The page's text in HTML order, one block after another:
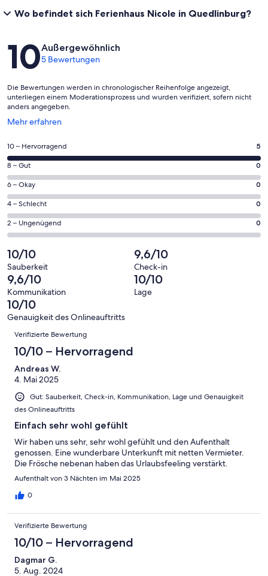
Wo befindet sich Ferienhaus Nicole in Quedlinburg?
Bewertungen
10Außergewöhnlich
5 Bewertungen
Die Bewertungen werden in chronologischer Reihenfolge angezeigt,
unterliegen einem Moderationsprozess und wurden verifiziert, sofern nicht
anders angegeben.
Mehr erfahren
Wird
einem
neuen
Fenster
geöffnet
5
von
insgesamt
5
Gästebewertungen
haben
eine
Bewertung
von
10
-
Hervorragend
10 – Hervorragend 5
0
von
insgesamt
5
Gästebewertungen
haben
Bewertung
von
8
-
Gut
8 – Gut 0
0
von
insgesamt
5
Gästebewertungen
haben
eine
Bewertung
von
6
-
Okay
6 – Okay 0
0
von
insgesamt
Gästebewertungen
haben
eine
Bewertung
von
4
Schlecht
4 – Schlecht 0
0
von
insgesamt
5
Gästebewertungen
haben
eine
Bewertung
Ungenügend
2 – Ungenügend 0
10/10
Sauberkeit
9,6/10
Check-in
9,6/10
Kommunikation
10/10
Lage
10/10
Genauigkeit des Onlineauftritts
Bewertungen
Verifizierte Bewertung
10/10 – Hervorragend
Andreas W.
4. Mai 2025
Gut: Sauberkeit, Check-in, Kommunikation, Lage und Genauigkeit
des Onlineauftritts
Einfach sehr wohl gefühlt
Wir haben uns sehr, sehr wohl gefühlt und den Aufenthalt
genossen. Eine wunderbare Unterkunft mit netten Vermieter.
Die Frösche nebenan haben das Urlaubsfeeling verstärkt.
Aufenthalt von 3 Nächten im Mai 2025
0
Verifizierte Bewertung
10/10 – Hervorragend
Dagmar G.
5. Aug. 2024